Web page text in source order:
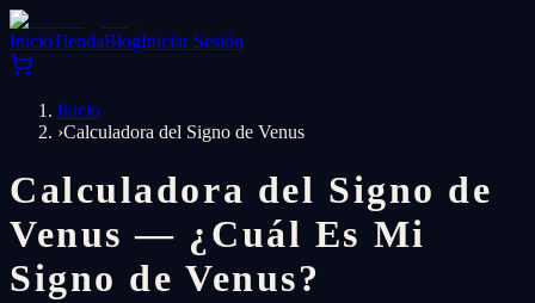
InicioTiendaBlogIniciar Sesión
Inicio
›Calculadora del Signo de Venus
Calculadora del Signo de
Venus — ¿Cuál Es Mi
Signo de Venus?